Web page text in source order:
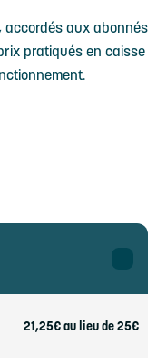
aux abonnés
pratiqués en caisse
21,25€ au lieu de 25€